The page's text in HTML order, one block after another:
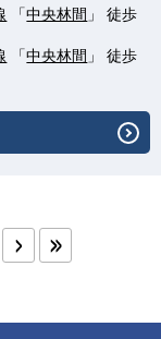
「中央林間 」 徒歩
「中央林間 」 徒歩